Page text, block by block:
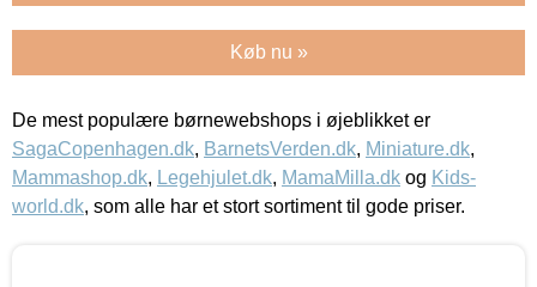
Køb nu »
De mest populære børnewebshops i øjeblikket er
SagaCopenhagen.dk, BarnetsVerden.dk, Miniature.dk,
Mammashop.dk, Legehjulet.dk, MamaMilla.dk og Kids-
world.dk, som alle har et stort sortiment til gode priser.